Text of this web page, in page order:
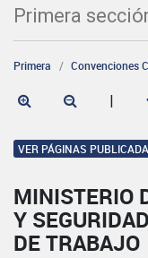
Primera
Primera Convenciones
|
VER PÁGINAS
MINISTERIO
Y
DE TRABAJO